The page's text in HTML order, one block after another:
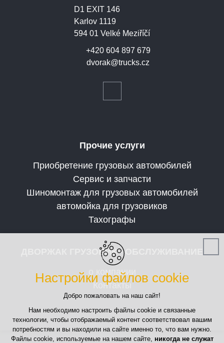
dvorak@trucks.cz
+420 604 897 679
D1 EXIT 146
Karlov 1119
594 01 Velké Meziříčí
Прочие услуги
Приобретение грузовых автомобилей
Сервис и запчасти
Шиномонтаж для грузовых автомобилей
автомойка для грузовиков
Тахографы
ДВОРЖАК ГРУЗОВИК - ОБСЛУЖИВАНИЕ
о компании
Контакты
Настройки файлов cookie
Добро пожаловать на наш сайт!
Нам необходимо настроить файлы cookie и связанные
технологии, чтобы отображаемый контент соответствовал вашим
потребностям и вы находили на сайте именно то, что вам нужно.
Файлы cookie, используемые на нашем сайте, никогда не служат